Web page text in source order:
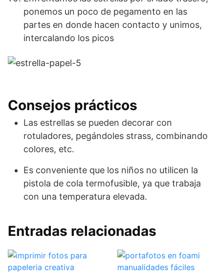
ponemos un poco de pegamento en las
partes en donde hacen contacto y unimos,
intercalando los picos
Consejos prácticos
Las estrellas se pueden decorar con
rotuladores, pegándoles strass, combinando
colores, etc.
Es conveniente que los niños no utilicen la
pistola de cola termofusible, ya que trabaja
con una temperatura elevada.
Entradas relacionadas